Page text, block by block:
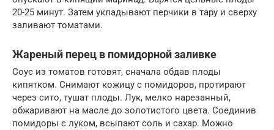
20-25 минут. Затем укладывают перчики в тару и сверху
заливают томатами.
Жареный перец в помидорной заливке
Соус из томатов готовят, сначала обдав плоды
кипятком. Снимают кожицу с помидоров, протирают
через сито, тушат плоды. Лук, мелко нарезанный,
обжаривают на масле до золотистого цвета. Соединив
помидоры с луком, всыпают соль и сахар. Можно